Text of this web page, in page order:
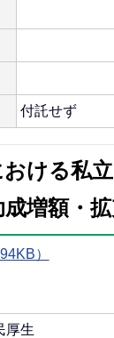
付託せず
ける私
増額・
）
厚生